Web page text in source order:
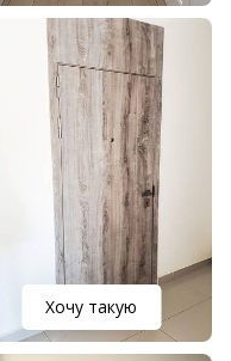
Хочу такую